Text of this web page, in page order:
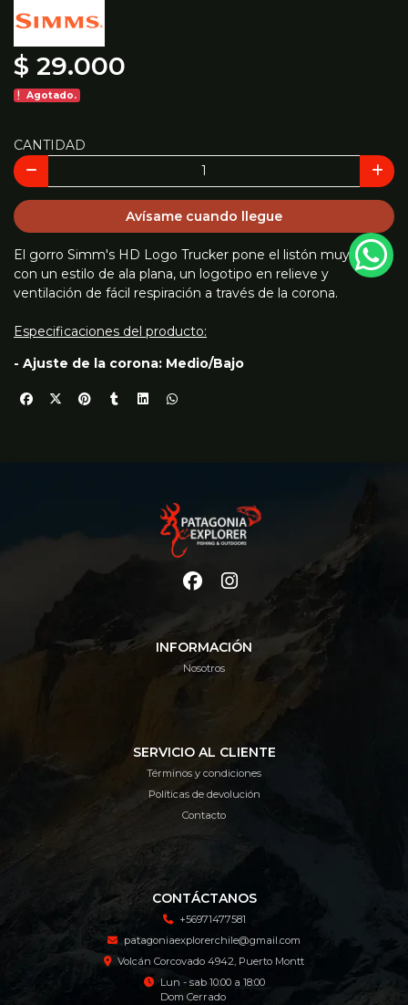
$ 29.000
Agotado.
CANTIDAD
Avísame cuando llegue
El gorro Simm's HD Logo Trucker pone el listón muy alto
con un estilo de ala plana, un logotipo en relieve y
ventilación de fácil respiración a través de la corona.
Especificaciones del producto:
- Ajuste de la corona: Medio/Bajo
INFORMACIÓN
Nosotros
SERVICIO AL CLIENTE
Términos y condiciones
Políticas de devolución
Contacto
CONTÁCTANOS
+56971477581
patagoniaexplorerchile@gmail.com
Volcán Corcovado 4942, Puerto Montt
Lun - sab 10:00 a 18:00
Dom Cerrado